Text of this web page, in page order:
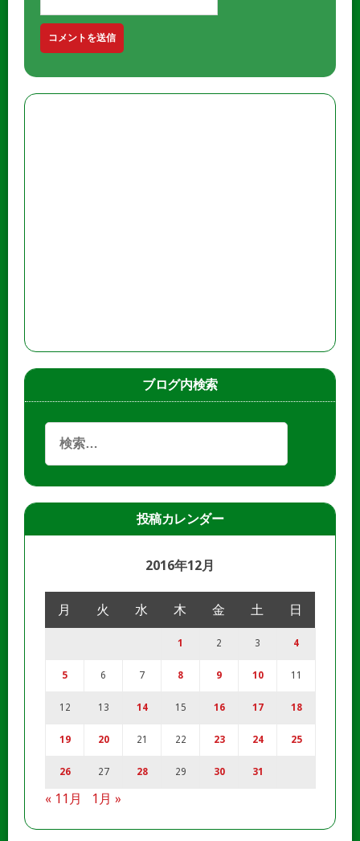
ブログ内検索
投稿カレンダー
2016年12月
月 火 水 木 金 土 日
1 2 3 4
5 6 7 8 9 10 11
12 13 14 15 16 17 18
19 20 21 22 23 24 25
26 27 28 29 30 31
« 11月 1月 »